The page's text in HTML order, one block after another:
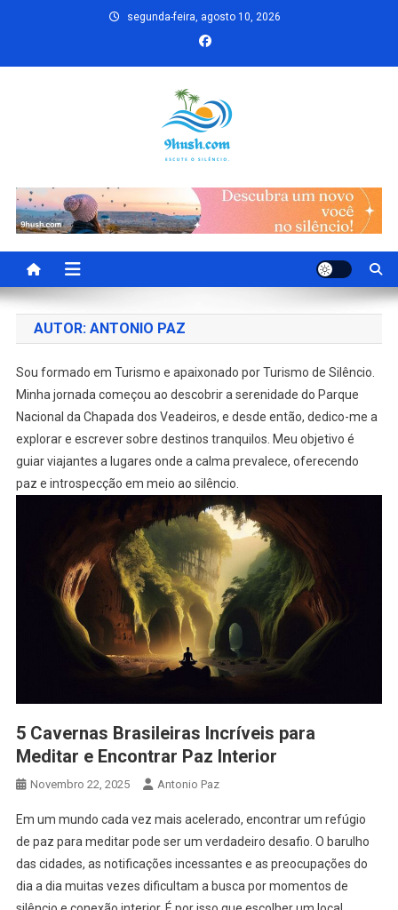
segunda-feira, agosto 10, 2026
9hush.com
AUTOR: ANTONIO PAZ
Sou formado em Turismo e apaixonado por Turismo de Silêncio.
Minha jornada começou ao descobrir a serenidade do Parque
Nacional da Chapada dos Veadeiros, e desde então, dedico-me a
explorar e escrever sobre destinos tranquilos. Meu objetivo é
guiar viajantes a lugares onde a calma prevalece, oferecendo
paz e introspecção em meio ao silêncio.
5 Cavernas Brasileiras Incríveis para
Meditar e Encontrar Paz Interior
Novembro 22, 2025 Antonio Paz
Em um mundo cada vez mais acelerado, encontrar um refúgio
de paz para meditar pode ser um verdadeiro desafio. O barulho
das cidades, as notificações incessantes e as preocupações do
dia a dia muitas vezes dificultam a busca por momentos de